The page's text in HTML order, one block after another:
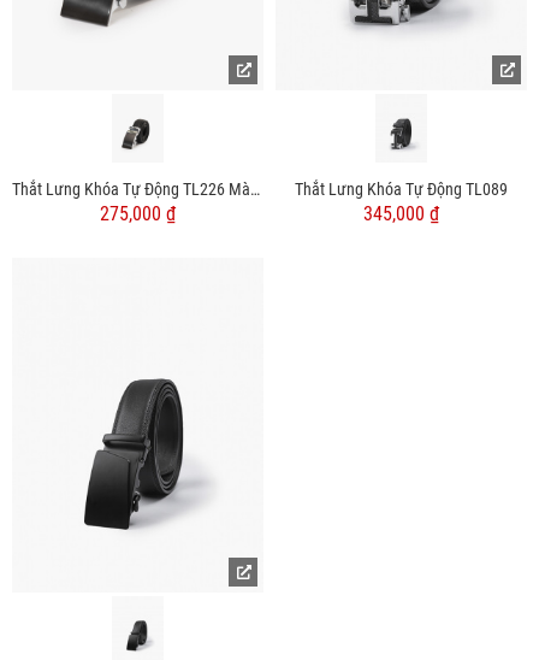
Thắt Lưng Khóa Tự Động TL226 Màu Đen
275,000 ₫
Thắt Lưng Khóa Tự Động TL089
345,000 ₫